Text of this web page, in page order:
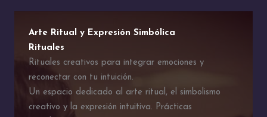
Arte Ritual y Expresión Simbólica
Rituales
Rituales creativos para integrar emociones y
reconectar con tu intuición.
Un espacio dedicado al arte ritual, el simbolismo
creativo y la expresión intuitiva. Prácticas